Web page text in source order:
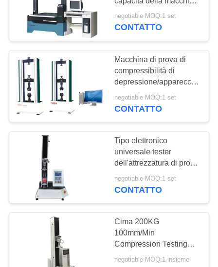
2T di prova di
compressibilità del
negotiable MOQ:1 set
CONTATTO
Macchina di prova di
compressibilità di
depressione/apparecchiatura
di collaudo di forza per
schiuma
negotiable MOQ:1 set
CONTATTO
Tipo elettronico
universale tester
dell'attrezzatura di prova
di compressione di
allungamento per
negotiable MOQ:1 set
CONTATTO
Cima 200KG
100mm/Min
Compression Testing
Machine della bottiglia
negotiable MOQ:1 insieme